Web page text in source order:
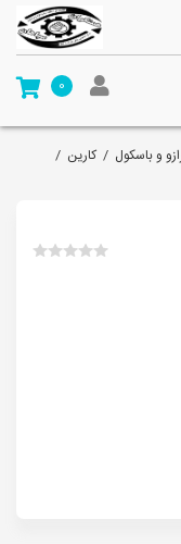
0
و باسکول /کارین /